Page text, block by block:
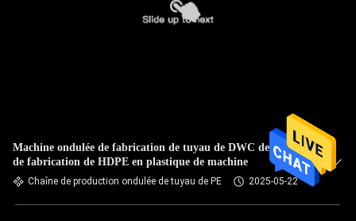
Machine ondulée de fabrication de tuyau de DWC de tuyau
de fabrication de HDPE en plastique de machine
Chaîne de production ondulée de tuyau de PE 2025-05-22